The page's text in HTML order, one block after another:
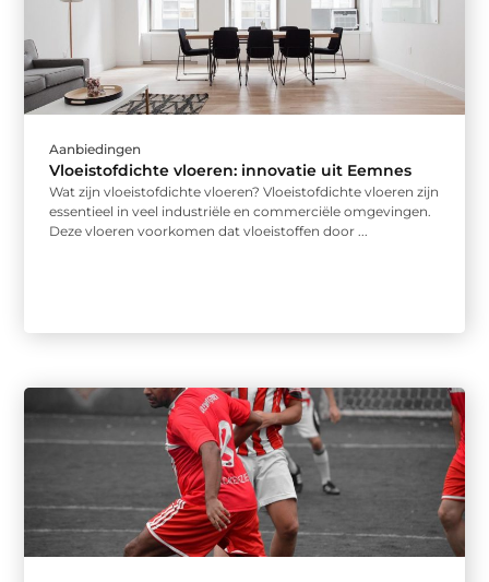
Aanbiedingen
Vloeistofdichte vloeren: innovatie uit Eemnes
Wat zijn vloeistofdichte vloeren? Vloeistofdichte vloeren zijn
essentieel in veel industriële en commerciële omgevingen.
Deze vloeren voorkomen dat vloeistoffen door ...